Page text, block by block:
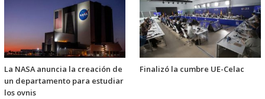
La NASA anuncia la creación de
un departamento para estudiar
los ovnis
Finalizó la cumbre UE-Celac